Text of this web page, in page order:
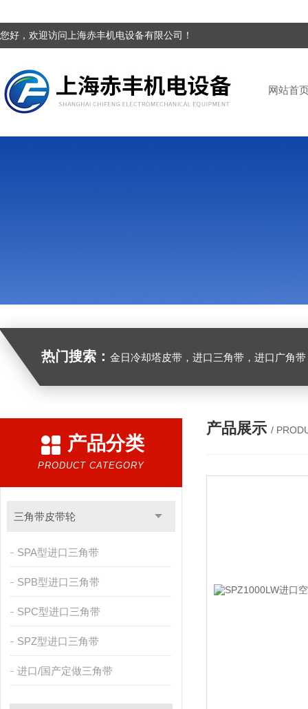
您好，欢迎访问上海赤丰机电设备有限公司！
网站首
热门搜索： 金日冷却塔皮带，进口三角带，进口广角带，进口同步带，进口空压机皮
产品分类
PRODUCT CATEGORY
三角带皮带轮
SPA型进口三角带
SPB型进口三角带
SPC型进口三角带
SPZ型进口三角带
进口/国产定做三角带
产品展示 /